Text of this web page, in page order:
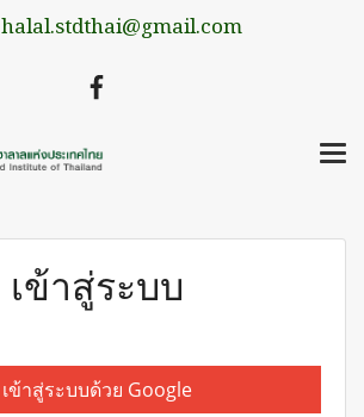
halal.stdthai@gmail.com
เข้าสู่ระบบ
เข้าสู่ระบบด้วย Google